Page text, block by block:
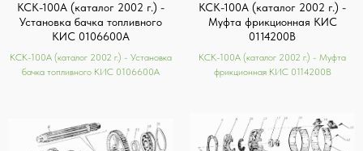
КСК-100А (каталог 2002 г.) -
Установка бачка топливного
КИС 0106600А
КСК-100А (каталог 2002 г.) - Установка
бачка топливного КИС 0106600А
КСК-100А (каталог 2002 г.) -
Муфта фрикционная КИС
0114200В
КСК-100А (каталог 2002 г.) - Муфта
фрикционная КИС 0114200В